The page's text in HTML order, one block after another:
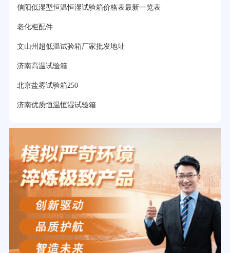
信阳低湿型恒温恒湿试验箱价格表最新一览表
老化柜配件
文山州超低温试验箱厂家批发地址
济南高温试验箱
北京盐雾试验箱250
济南优质恒温恒湿试验箱